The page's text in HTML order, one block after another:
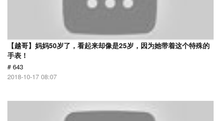
【越哥】妈妈50岁了，看起来却像是25岁，因为她带着这个特殊的
手表！
# 643
2018-10-17 08:07